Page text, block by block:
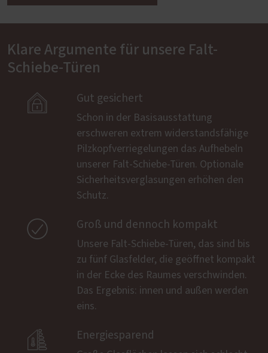
Klare Argumente für unsere Falt-
Schiebe-Türen
 Gut gesichert
Schon in der Basisausstattung
erschweren extrem widerstandsfähige
Pilzkopfverriegelungen das Aufhebeln
unserer Falt-Schiebe-Türen. Optionale
Sicherheitsverglasungen erhöhen den
Schutz.
 Groß und dennoch kompakt
Unsere Falt-Schiebe-Türen, das sind bis
zu fünf Glasfelder, die geöffnet kompakt
in der Ecke des Raumes verschwinden.
Das Ergebnis: innen und außen werden
eins.
 Energiesparend